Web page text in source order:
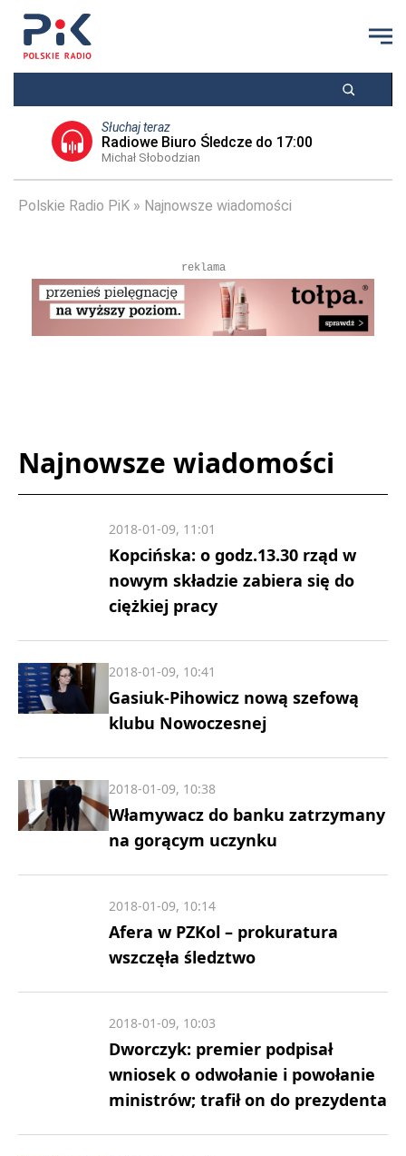
Słuchaj teraz
Radiowe Biuro Śledcze do 17:00
Michał Słobodzian
Polskie Radio PiK Najnowsze wiadomości
reklama
Najnowsze wiadomości
Kopcińska: o godz.13.30 rząd w
nowym składzie zabiera się do
ciężkiej pracy
2018-01-09, 11:01
Gasiuk-Pihowicz nową szefową
klubu Nowoczesnej
2018-01-09, 10:41
Włamywacz do banku zatrzymany
na gorącym uczynku
2018-01-09, 10:38
Afera w PZKol – prokuratura
wszczęła śledztwo
2018-01-09, 10:14
Dworczyk: premier podpisał
wniosek o odwołanie i powołanie
ministrów; trafił on do prezydenta
2018-01-09, 10:03